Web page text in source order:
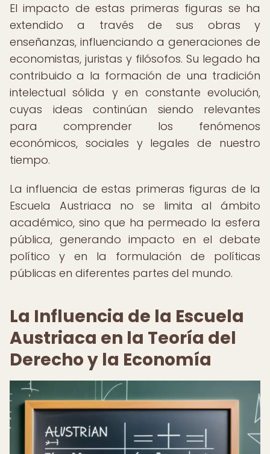
El impacto de estas primeras figuras se ha
extendido a través de sus obras y
enseñanzas, influenciando a generaciones de
economistas, juristas y filósofos. Su legado ha
contribuido a la formación de una tradición
intelectual sólida y en constante evolución,
cuyas ideas continúan siendo relevantes
para comprender los fenómenos
económicos, sociales y legales de nuestro
tiempo.
La influencia de estas primeras figuras de la
Escuela Austriaca no se limita al ámbito
académico, sino que ha permeado la esfera
pública, generando impacto en el debate
político y en la formulación de políticas
públicas en diferentes partes del mundo.
La Influencia de la Escuela
Austriaca en la Teoría del
Derecho y la Economía